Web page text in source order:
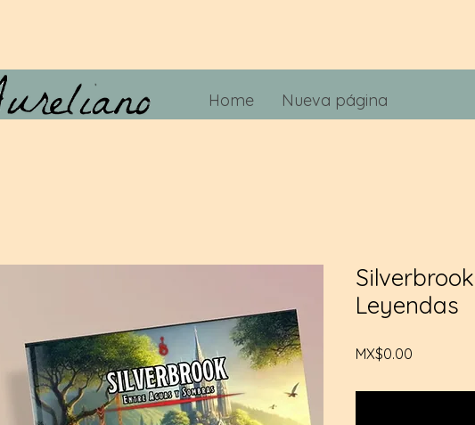
Home Nueva página
Leyendas
MX$0.00